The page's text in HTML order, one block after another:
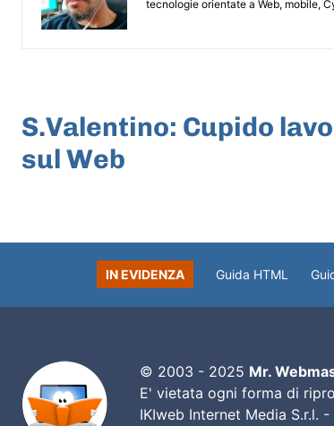
tecnologie orientate a Web, mobile,
S.Valentino: Cupido
sul Web
IN EVIDENZA Guida HTML
© 2003 - 2025 Mr.
E' vietata ogni forma di
IKIweb Internet Media S.r.l.